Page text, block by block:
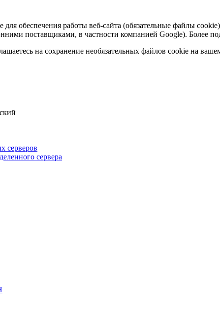
обеспечения работы веб-сайта (обязательные файлы
поставщиками, в частности компанией Google). Более
на сохранение необязательных файлов cookie на
серверов
сервера